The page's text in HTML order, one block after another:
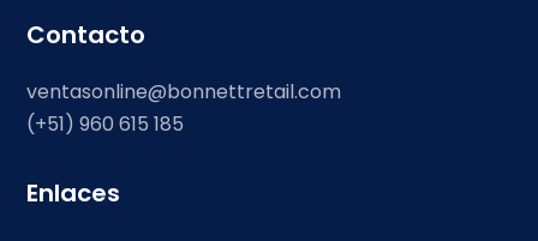
Contacto
ventasonline@bonnettretail.com
(+51) 960 615 185
Enlaces